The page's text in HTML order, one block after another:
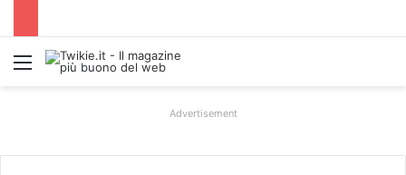
Menu
Advertisement